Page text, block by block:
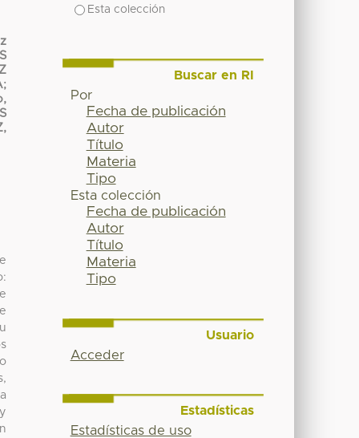
;
Esta colección
Buscar en RI
Por
Fecha de publicación
Autor
Título
Materia
Tipo
Esta colección
Fecha de publicación
Autor
Título
Materia
Tipo
Usuario
Acceder
Estadísticas
Estadísticas de uso